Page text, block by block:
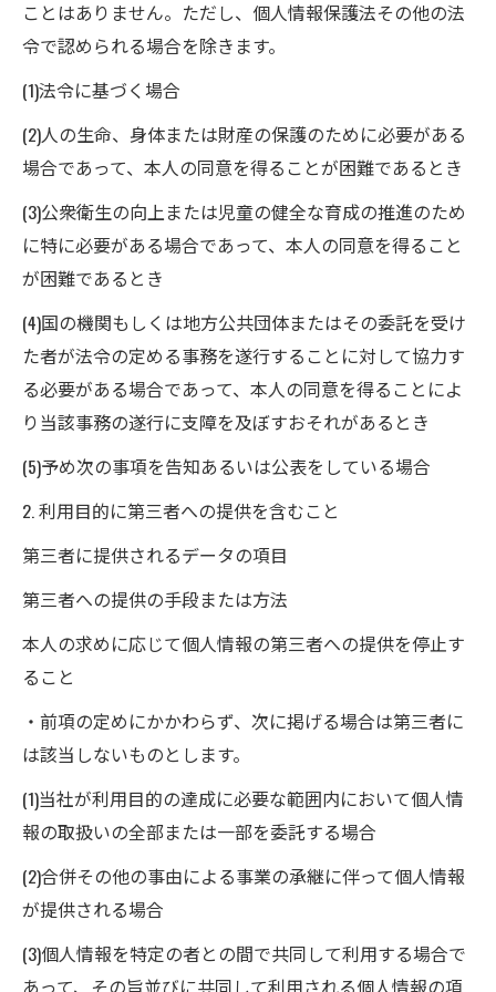
ことはありません。ただし、個人情報保護法その他の法
令で認められる場合を除きます。
(1)法令に基づく場合
(2)人の生命、身体または財産の保護のために必要がある
場合であって、本人の同意を得ることが困難であるとき
(3)公衆衛生の向上または児童の健全な育成の推進のため
に特に必要がある場合であって、本人の同意を得ること
が困難であるとき
(4)国の機関もしくは地方公共団体またはその委託を受け
た者が法令の定める事務を遂行することに対して協力す
る必要がある場合であって、本人の同意を得ることによ
り当該事務の遂行に支障を及ぼすおそれがあるとき
(5)予め次の事項を告知あるいは公表をしている場合
2. 利用目的に第三者への提供を含むこと
第三者に提供されるデータの項目
第三者への提供の手段または方法
本人の求めに応じて個人情報の第三者への提供を停止す
ること
・前項の定めにかかわらず、次に掲げる場合は第三者に
は該当しないものとします。
(1)当社が利用目的の達成に必要な範囲内において個人情
報の取扱いの全部または一部を委託する場合
(2)合併その他の事由による事業の承継に伴って個人情報
が提供される場合
(3)個人情報を特定の者との間で共同して利用する場合で
あって、その旨並びに共同して利用される個人情報の項